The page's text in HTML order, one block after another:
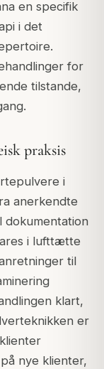
en specifik
i det
for
tilstande,
praksis
i
anerkendte
dokumentation
i lufttætte
til
klart,
er
nye klienter,